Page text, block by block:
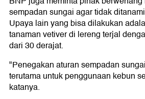
sempadan sungai agar tidak
Upaya lain yang bisa dilakukan
tanaman vetiver di lereng terjal
dari 30 derajat.
"Penegakan aturan sempadan
terutama untuk penggunaan kebun
katanya.